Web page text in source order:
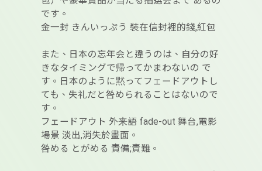
です。
金一封 きんいっぷう 裝在信封裡的錢,紅包
また、日本の忘年会と違うのは、自分の好
きなタイミングで帰ってかまわないの で
す。日本のように黙ってフェードアウトし
ても、失礼だと咎められることはないので
す。
フェードアウト 外来語 fade-out 舞台,電影
場景 淡出,消失於畫面。
咎める とがめる 責備;責難。